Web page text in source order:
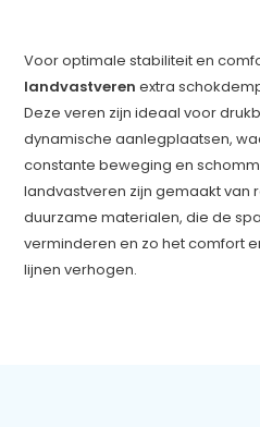
Voor optimale stabiliteit en
landvastveren extra
Deze veren zijn ideaal voor
dynamische aanlegplaatsen,
constante beweging en
landvastveren zijn gemaakt van
duurzame materialen, die de
verminderen en zo het comfort
lijnen verhogen.